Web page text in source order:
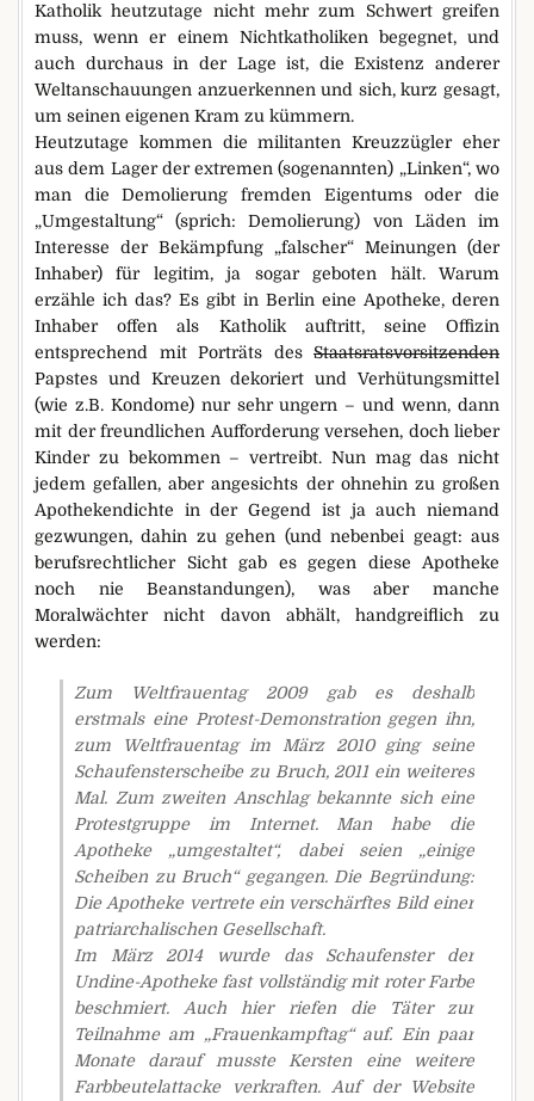
Katholik heutzutage nicht mehr zum Schwert greifen
muss, wenn er einem Nichtkatholiken begegnet, und
auch durchaus in der Lage ist, die Existenz anderer
Weltanschauungen anzuerkennen und sich, kurz gesagt,
um seinen eigenen Kram zu kümmern.
Heutzutage kommen die militanten Kreuzzügler eher
aus dem Lager der extremen (sogenannten) „Linken“, wo
man die Demolierung fremden Eigentums oder die
„Umgestaltung“ (sprich: Demolierung) von Läden im
Interesse der Bekämpfung „falscher“ Meinungen (der
Inhaber) für legitim, ja sogar geboten hält. Warum
erzähle ich das? Es gibt in Berlin eine Apotheke, deren
Inhaber offen als Katholik auftritt, seine Offizin
entsprechend mit Porträts des Staatsratsvorsitzenden
Papstes und Kreuzen dekoriert und Verhütungsmittel
(wie z.B. Kondome) nur sehr ungern – und wenn, dann
mit der freundlichen Aufforderung versehen, doch lieber
Kinder zu bekommen – vertreibt. Nun mag das nicht
jedem gefallen, aber angesichts der ohnehin zu großen
Apothekendichte in der Gegend ist ja auch niemand
gezwungen, dahin zu gehen (und nebenbei geagt: aus
berufsrechtlicher Sicht gab es gegen diese Apotheke
noch nie Beanstandungen), was aber manche
Moralwächter nicht davon abhält, handgreiflich zu
werden:
Zum Weltfrauentag 2009 gab es deshalb
erstmals eine Protest-Demonstration gegen ihn,
zum Weltfrauentag im März 2010 ging seine
Schaufensterscheibe zu Bruch, 2011 ein weiteres
Mal. Zum zweiten Anschlag bekannte sich eine
Protestgruppe im Internet. Man habe die
Apotheke „umgestaltet“, dabei seien „einige
Scheiben zu Bruch“ gegangen. Die Begründung:
Die Apotheke vertrete ein verschärftes Bild einer
patriarchalischen Gesellschaft.
Im März 2014 wurde das Schaufenster der
Undine-Apotheke fast vollständig mit roter Farbe
beschmiert. Auch hier riefen die Täter zur
Teilnahme am „Frauenkampftag“ auf. Ein paar
Monate darauf musste Kersten eine weitere
Farbbeutelattacke verkraften. Auf der Website